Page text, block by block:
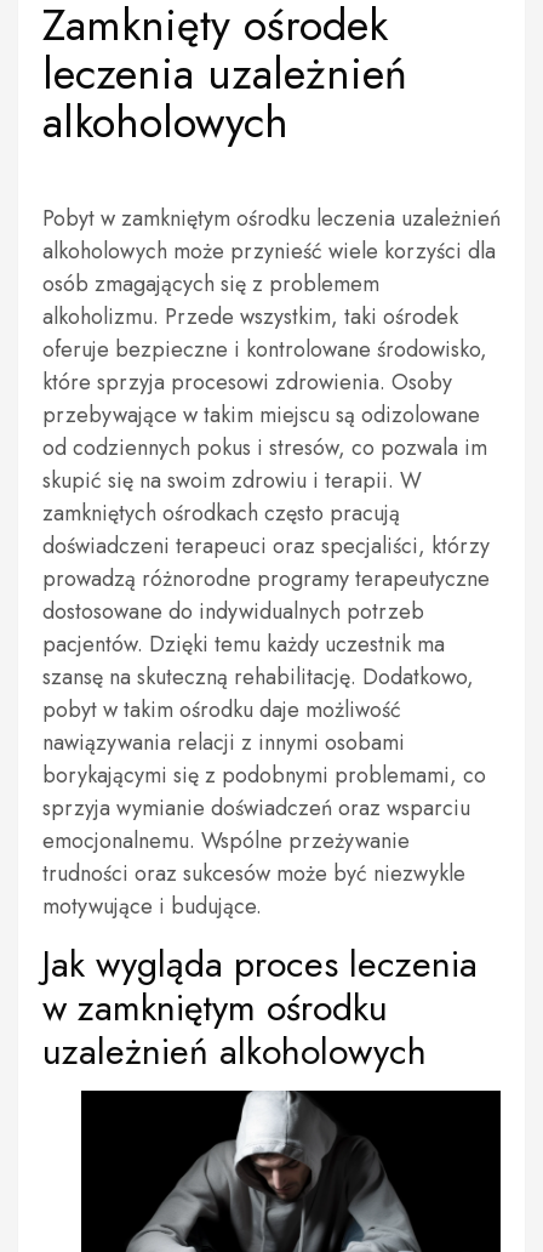
Zamknięty ośrodek
leczenia uzależnień
alkoholowych
Pobyt w zamkniętym ośrodku leczenia uzależnień
alkoholowych może przynieść wiele korzyści dla
osób zmagających się z problemem
alkoholizmu. Przede wszystkim, taki ośrodek
oferuje bezpieczne i kontrolowane środowisko,
które sprzyja procesowi zdrowienia. Osoby
przebywające w takim miejscu są odizolowane
od codziennych pokus i stresów, co pozwala im
skupić się na swoim zdrowiu i terapii. W
zamkniętych ośrodkach często pracują
doświadczeni terapeuci oraz specjaliści, którzy
prowadzą różnorodne programy terapeutyczne
dostosowane do indywidualnych potrzeb
pacjentów. Dzięki temu każdy uczestnik ma
szansę na skuteczną rehabilitację. Dodatkowo,
pobyt w takim ośrodku daje możliwość
nawiązywania relacji z innymi osobami
borykającymi się z podobnymi problemami, co
sprzyja wymianie doświadczeń oraz wsparciu
emocjonalnemu. Wspólne przeżywanie
trudności oraz sukcesów może być niezwykle
motywujące i budujące.
Jak wygląda proces leczenia
w zamkniętym ośrodku
uzależnień alkoholowych